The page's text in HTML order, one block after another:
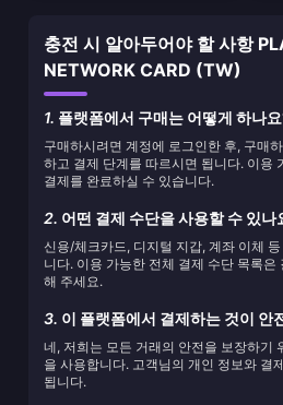
충전 시 알아두어야 할 사항
NETWORK CARD (TW)
1. 플랫폼에서 구매는 어떻게 하나
구매하시려면 계정에 로그인한 후, 구매
하고 결제 단계를 따르시면 됩니다. 이용
결제를 완료하실 수 있습니다.
2. 어떤 결제 수단을 사용할 수 있나
신용/체크카드, 디지털 지갑, 계좌 이체
니다. 이용 가능한 전체 결제 수단 목록은
해 주세요.
3. 이 플랫폼에서 결제하는 것이 안
네, 저희는 모든 거래의 안전을 보장하기
을 사용합니다. 고객님의 개인 정보와 결
됩니다.